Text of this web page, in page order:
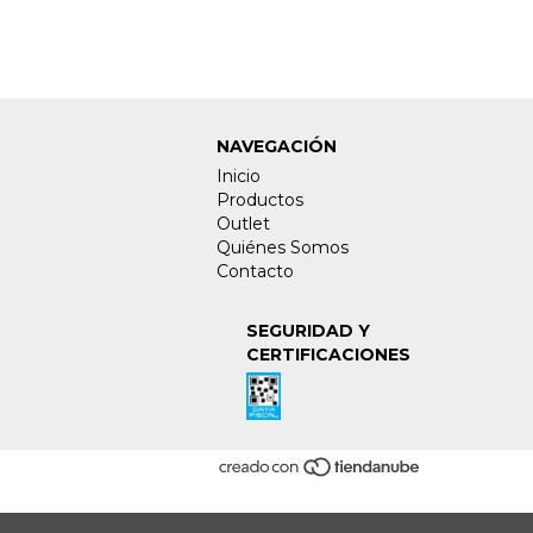
NAVEGACIÓN
Inicio
Productos
Outlet
Quiénes Somos
Contacto
SEGURIDAD Y
CERTIFICACIONES